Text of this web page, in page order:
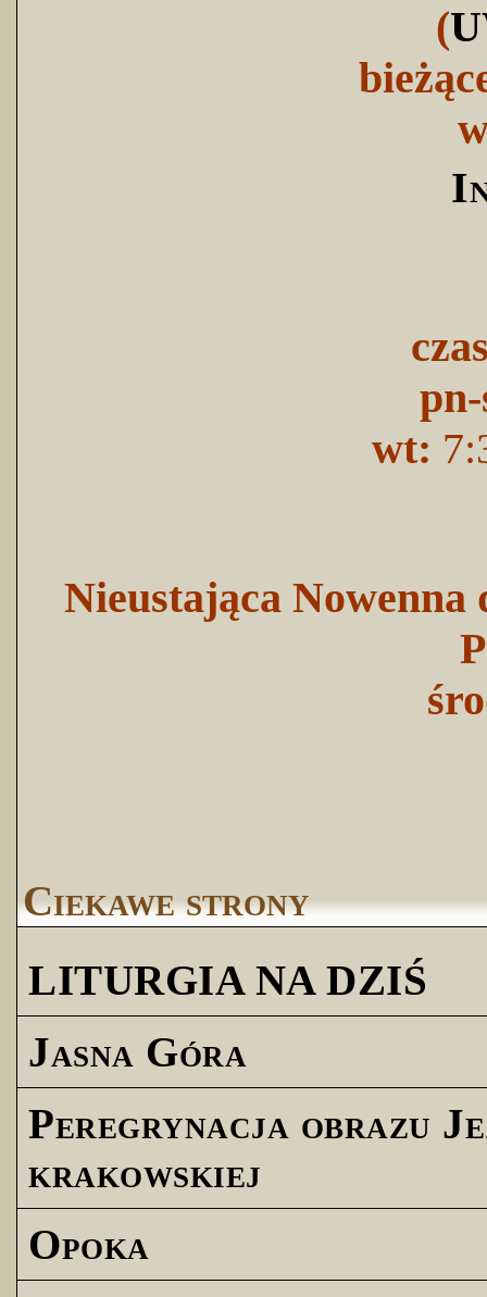
(
wt:
Nieustająca
Ciekawe strony
LITURGIA NA DZIŚ
Jasna Góra
Peregrynacja obrazu
krakowskiej
Opoka